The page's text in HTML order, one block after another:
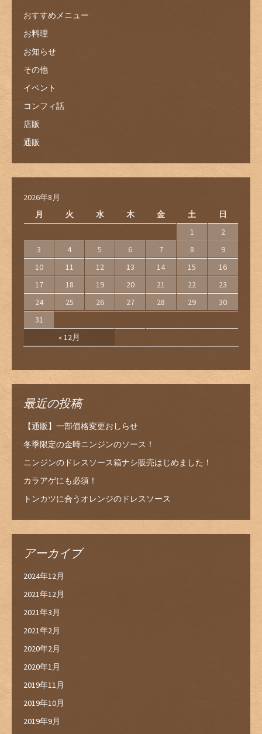
おすすめメニュー
お料理
お知らせ
その他
イベント
コンフィ話
店販
通販
2026年8月
月
火 水 木 金 土 日
« 12月
1
2
3
4 5 6 7 8
9
10
11 12 13 14 15
16
17
18 19 20 21 22
23
24
25 26 27 28 29
30
31
最近の投稿
【通販】一部価格変更おしらせ
冬季限定の金時ニンジンのソース！
ニンジンのドレスソース箱ナシ販売はじめました！
カラアゲにも必須！
トンカツに合うオレンジのドレスソース
アーカイブ
2024年12月
2021年12月
2021年3月
2021年2月
2020年2月
2020年1月
2019年11月
2019年10月
2019年9月